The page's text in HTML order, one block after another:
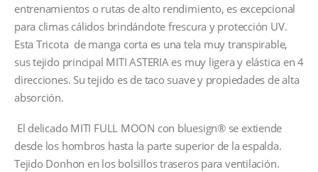
entrenamientos o rutas de alto rendimiento, es excepcional
para climas cálidos brindándote frescura y protección UV.
Esta Tricota de manga corta es una tela muy transpirable,
sus tejido principal MITI ASTERIA es muy ligera y elástica en 4
direcciones. Su tejido es de taco suave y propiedades de alta
absorción.
El delicado MITI FULL MOON con bluesign® se extiende
desde los hombros hasta la parte superior de la espalda.
Tejido Donhon en los bolsillos traseros para ventilación.